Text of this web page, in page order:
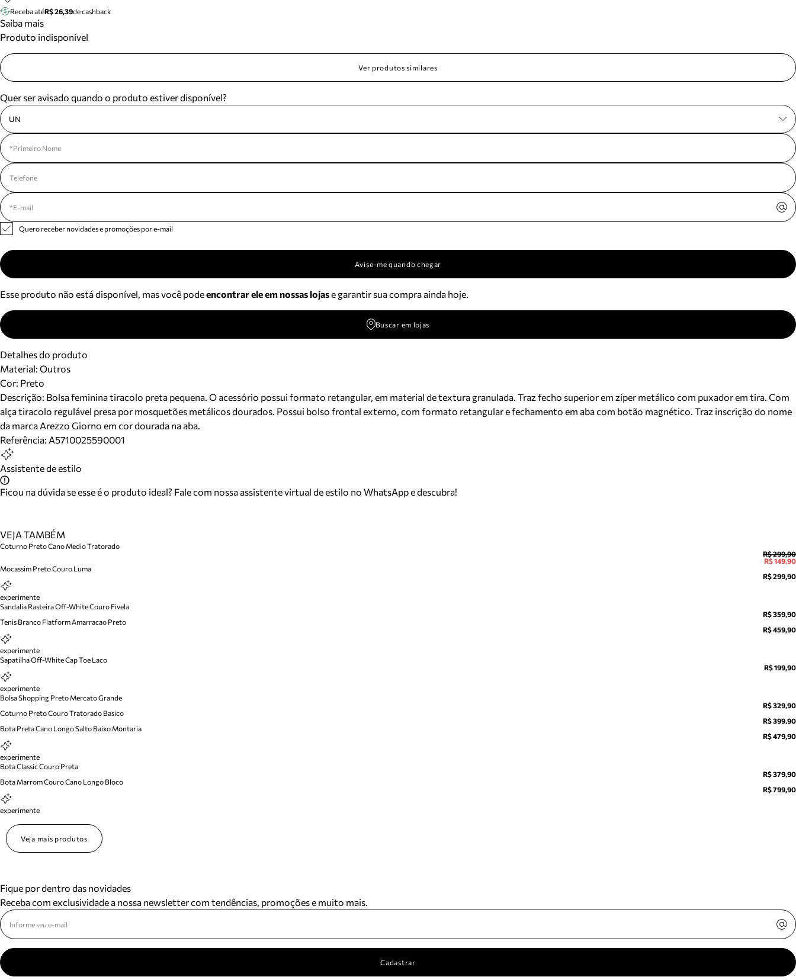
Meus pedidos
seus pedidos e
Receba atéR$ 26,39de cashback
Saiba mais
Produto indisponível
Ver produtos similares
Quer ser avisado quando o produto estiver disponível?
UN
Quero receber novidades e promoções por e-mail
Avise-me quando chegar
Esse produto não está disponível, mas você podeencontrar ele em nossas lojase garantir sua compra ainda hoje.
Buscar em lojas
Detalhes do produto
Material: Outros
Cor: Preto
Descrição: Bolsa feminina tiracolo preta pequena. O acessório possui formato retangular, em material de textura granulada. Traz fecho superior em zíper metálico com puxador em tira. Com
alça tiracolo regulável presa por mosquetões metálicos dourados. Possui bolso frontal externo, com formato retangular e fechamento em aba com botão magnético. Traz inscrição do nome
da marca Arezzo Giorno em cor dourada na aba.
Referência: A5710025590001
Assistente de estilo
Ficou na dúvida se esse é o produto ideal? Fale com nossa assistente virtual de estilo no WhatsApp e descubra!
VEJA TAMBÉM
Coturno Preto Cano Medio Tratorado
R$ 299,90
R$ 149,90
Mocassim Preto Couro Luma
R$ 299,90
experimente
Sandalia Rasteira Off-White Couro Fivela
R$ 359,90
Tenis Branco Flatform Amarracao Preto
R$ 459,90
experimente
Sapatilha Off-White Cap Toe Laco
R$ 199,90
experimente
Bolsa Shopping Preto Mercato Grande
R$ 329,90
Coturno Preto Couro Tratorado Basico
R$ 399,90
Bota Preta Cano Longo Salto Baixo Montaria
R$ 479,90
experimente
Bota Classic Couro Preta
R$ 379,90
Bota Marrom Couro Cano Longo Bloco
R$ 799,90
experimente
Veja mais produtos
Fique por dentro das novidades
Receba com exclusividade a nossa newsletter com tendências, promoções e muito mais.
Cadastrar